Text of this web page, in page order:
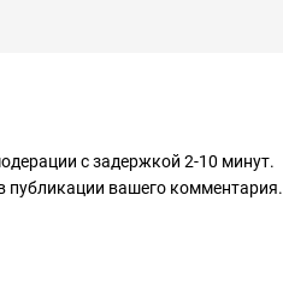
с задержкой 2-10 минут.
публикации вашего комментария.